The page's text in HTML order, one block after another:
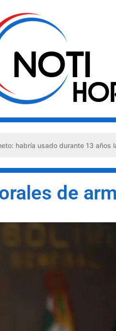
usado durante 13 años la
de